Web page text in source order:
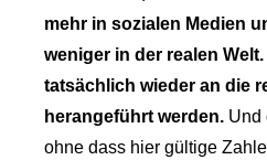
mehr in sozialen Medien
weniger in der realen
tatsächlich wieder an die
herangeführt werden. Und
ohne dass hier gültige